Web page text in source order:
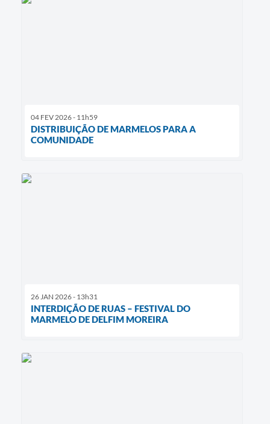
04 FEV 2026 - 11h59
DISTRIBUIÇÃO DE MARMELOS PARA A
COMUNIDADE
26 JAN 2026 - 13h31
INTERDIÇÃO DE RUAS – FESTIVAL DO
MARMELO DE DELFIM MOREIRA